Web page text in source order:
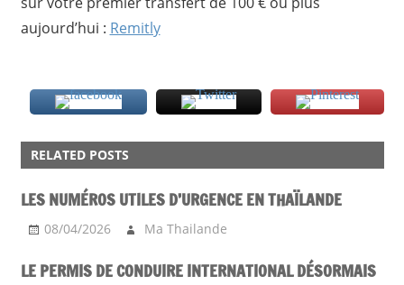
aujourd’hui : Remitly
WEB
RELATED POSTS
LES NUMÉROS UTILES D’URGENCE EN THAÏLANDE
08/04/2026 Ma Thailande
LE PERMIS DE CONDUIRE INTERNATIONAL DÉSORMAIS